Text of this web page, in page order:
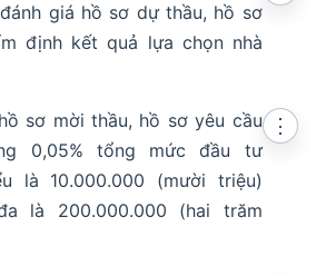
giá hồ sơ dự thầu, hồ sơ
định kết quả lựa chọn nhà
sơ mời thầu, hồ sơ yêu cầu
0,05% tổng mức đầu tư
là 10.000.000 (mười triệu)
là 200.000.000 (hai trăm
⋮